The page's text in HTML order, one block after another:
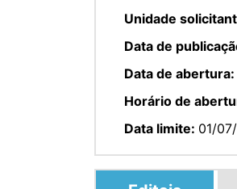
Unidade
Data de
Data de abertura:
Horário de
Data limite: 01/